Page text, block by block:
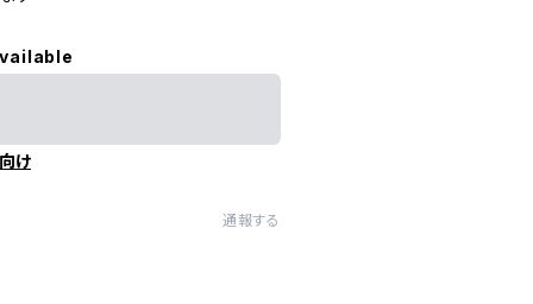
け
通報する